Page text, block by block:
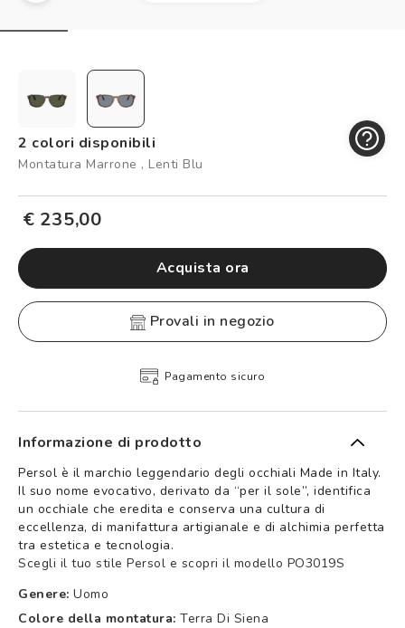
Controllo visivo
Logout
2 colori disponibili
Montatura Marrone , Lenti Blu
€ 235,00
Acquista ora
provali in negozio
Pagamento sicuro
Informazione di prodotto
Persol è il marchio leggendario degli occhiali Made in Italy.
Il suo nome evocativo, derivato da “per il sole”, identifica
un occhiale che eredita e conserva una cultura di
eccellenza, di manifattura artigianale e di alchimia perfetta
tra estetica e tecnologia.
Scegli il tuo stile Persol e scopri il modello PO3019S
Genere: Uomo
Colore della montatura: Terra Di Siena